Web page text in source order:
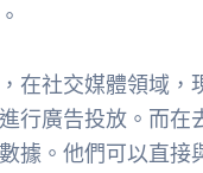
在社交媒體領域，
行廣告投放。而在
據。他們可以直接